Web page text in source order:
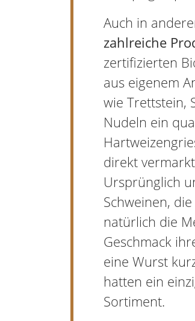
Auch in
zahlreiche
zertifizierten
aus eigenem
wie Trettstein,
Nudeln ein
direkt
Ursprünglich
Schweinen,
natürlich die
Geschmack
eine Wurst
hatten ein
Sortiment.